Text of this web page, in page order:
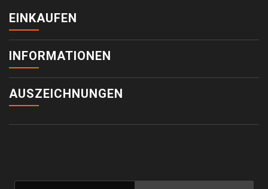
EINKAUFEN
INFORMATIONEN
AUSZEICHNUNGEN